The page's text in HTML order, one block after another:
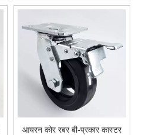
आयरन कोर रबर बी-प्रकार कास्टर